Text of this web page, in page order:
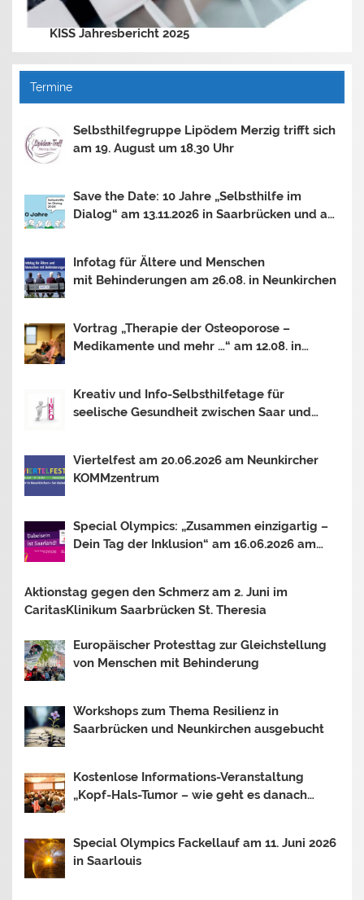
KISS Jahresbericht 2025
Termine
Selbsthilfegruppe Lipödem Merzig trifft sich
am 19. August um 18.30 Uhr
Save the Date: 10 Jahre „Selbsthilfe im
Dialog“ am 13.11.2026 in Saarbrücken und am
Infotag für Ältere und Menschen
mit Behinderungen am 26.08. in Neunkirchen
Vortrag „Therapie der Osteoporose –
Medikamente und mehr …“ am 12.08. in
Kreativ und Info-Selbsthilfetage für
seelische Gesundheit zwischen Saar und
INSIDER?
Viertelfest am 20.06.2026 am Neunkircher
KOMMzentrum
Special Olympics: „Zusammen einzigartig –
Dein Tag der Inklusion“ am 16.06.2026 am
Aktionstag gegen den Schmerz am 2. Juni im
CaritasKlinikum Saarbrücken St. Theresia
Europäischer Protesttag zur Gleichstellung
von Menschen mit Behinderung
Workshops zum Thema Resilienz in
Saarbrücken und Neunkirchen ausgebucht
Kostenlose Informations-Veranstaltung
„Kopf-Hals-Tumor – wie geht es danach
Special Olympics Fackellauf am 11. Juni 2026
in Saarlouis